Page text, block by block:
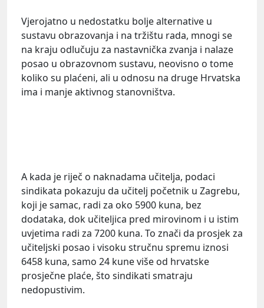
Vjerojatno u nedostatku bolje alternative u
sustavu obrazovanja i na tržištu rada, mnogi se
na kraju odlučuju za nastavnička zvanja i nalaze
posao u obrazovnom sustavu, neovisno o tome
koliko su plaćeni, ali u odnosu na druge Hrvatska
ima i manje aktivnog stanovništva.
A kada je riječ o naknadama učitelja, podaci
sindikata pokazuju da učitelj početnik u Zagrebu,
koji je samac, radi za oko 5900 kuna, bez
dodataka, dok učiteljica pred mirovinom i u istim
uvjetima radi za 7200 kuna. To znači da prosjek za
učiteljski posao i visoku stručnu spremu iznosi
6458 kuna, samo 24 kune više od hrvatske
prosječne plaće, što sindikati smatraju
nedopustivim.